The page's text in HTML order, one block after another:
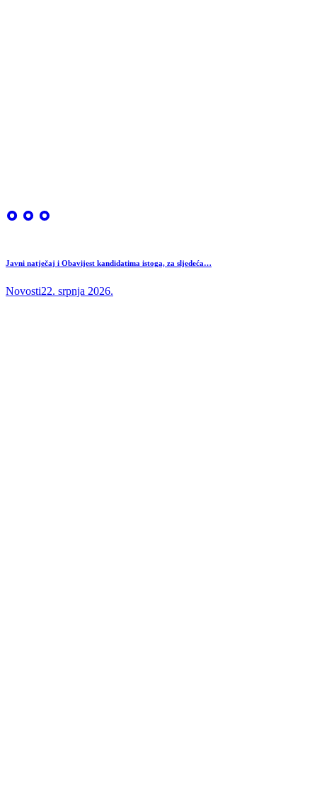
Javni natječaj i Obavijest kandidatima istoga, za sljedeća…
Novosti22. srpnja 2026.